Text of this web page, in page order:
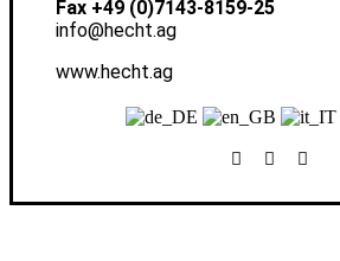
Fax +49 (0)7143-8159-25
info@hecht.ag
www.hecht.ag